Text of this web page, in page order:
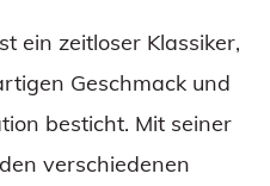
ein zeitloser Klassiker,
Geschmack und
besticht. Mit seiner
verschiedenen